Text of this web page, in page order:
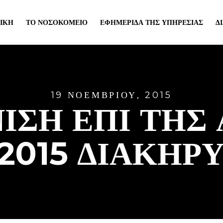
ΤΟ ΝΟΣΟΚΟΜΕΊΟ ΕΦΗΜΕΡΊΔΑ ΤΗΣ ΥΠΗΡΕΣΊΑΣ
19 ΝΟΕΜΒΡΊΟΥ, 2015
ΕΠΙ ΤΗΣ